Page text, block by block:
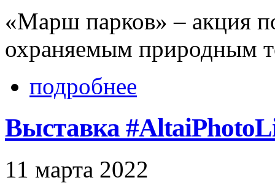
«Марш парков» – акция
охраняемым природным
подробнее
Выставка
11 марта 2022